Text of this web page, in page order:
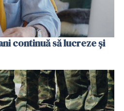
continuă să lucreze și